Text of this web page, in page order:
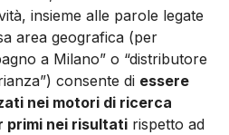
insieme alle parole legate
area geografica (per
a Milano” o “distributore
consente di essere
nei motori di ricerca
primi nei risultati rispetto ad